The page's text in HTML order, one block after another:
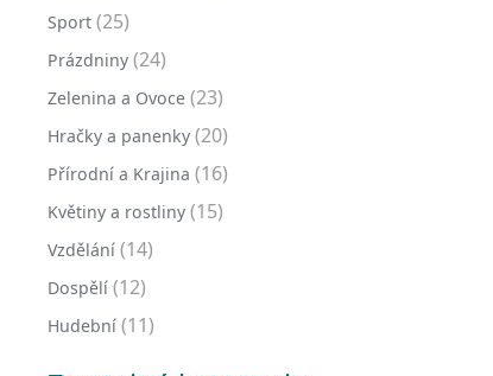
Sport (25)
Prázdniny (24)
Zelenina a Ovoce (23)
Hračky a panenky (20)
Přírodní a Krajina (16)
Květiny a rostliny (15)
Vzdělání (14)
Dospělí (12)
Hudební (11)